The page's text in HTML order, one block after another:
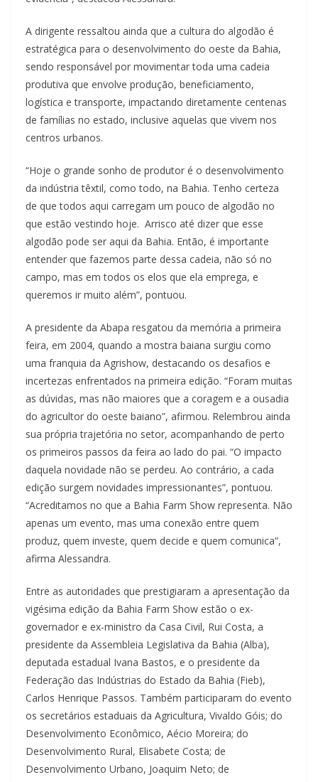
A dirigente ressaltou ainda que a cultura do algodão é
estratégica para o desenvolvimento do oeste da Bahia,
sendo responsável por movimentar toda uma cadeia
produtiva que envolve produção, beneficiamento,
logística e transporte, impactando diretamente centenas
de famílias no estado, inclusive aquelas que vivem nos
centros urbanos.
“Hoje o grande sonho de produtor é o desenvolvimento
da indústria têxtil, como todo, na Bahia. Tenho certeza
de que todos aqui carregam um pouco de algodão no
que estão vestindo hoje. Arrisco até dizer que esse
algodão pode ser aqui da Bahia. Então, é importante
entender que fazemos parte dessa cadeia, não só no
campo, mas em todos os elos que ela emprega, e
queremos ir muito além”, pontuou.
A presidente da Abapa resgatou da memória a primeira
feira, em 2004, quando a mostra baiana surgiu como
uma franquia da Agrishow, destacando os desafios e
incertezas enfrentados na primeira edição. “Foram muitas
as dúvidas, mas não maiores que a coragem e a ousadia
do agricultor do oeste baiano”, afirmou. Relembrou ainda
sua própria trajetória no setor, acompanhando de perto
os primeiros passos da feira ao lado do pai. “O impacto
daquela novidade não se perdeu. Ao contrário, a cada
edição surgem novidades impressionantes”, pontuou.
“Acreditamos no que a Bahia Farm Show representa. Não
apenas um evento, mas uma conexão entre quem
produz, quem investe, quem decide e quem comunica”,
afirma Alessandra.
Entre as autoridades que prestigiaram a apresentação da
vigésima edição da Bahia Farm Show estão o ex-
governador e ex-ministro da Casa Civil, Rui Costa, a
presidente da Assembleia Legislativa da Bahia (Alba),
deputada estadual Ivana Bastos, e o presidente da
Federação das Indústrias do Estado da Bahia (Fieb),
Carlos Henrique Passos. Também participaram do evento
os secretários estaduais da Agricultura, Vivaldo Góis; do
Desenvolvimento Econômico, Aécio Moreira; do
Desenvolvimento Rural, Elisabete Costa; de
Desenvolvimento Urbano, Joaquim Neto; de